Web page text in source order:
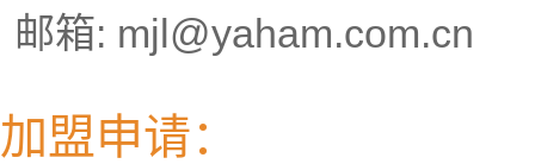
邮箱: mjl@yaham.com.cn
加盟申请：